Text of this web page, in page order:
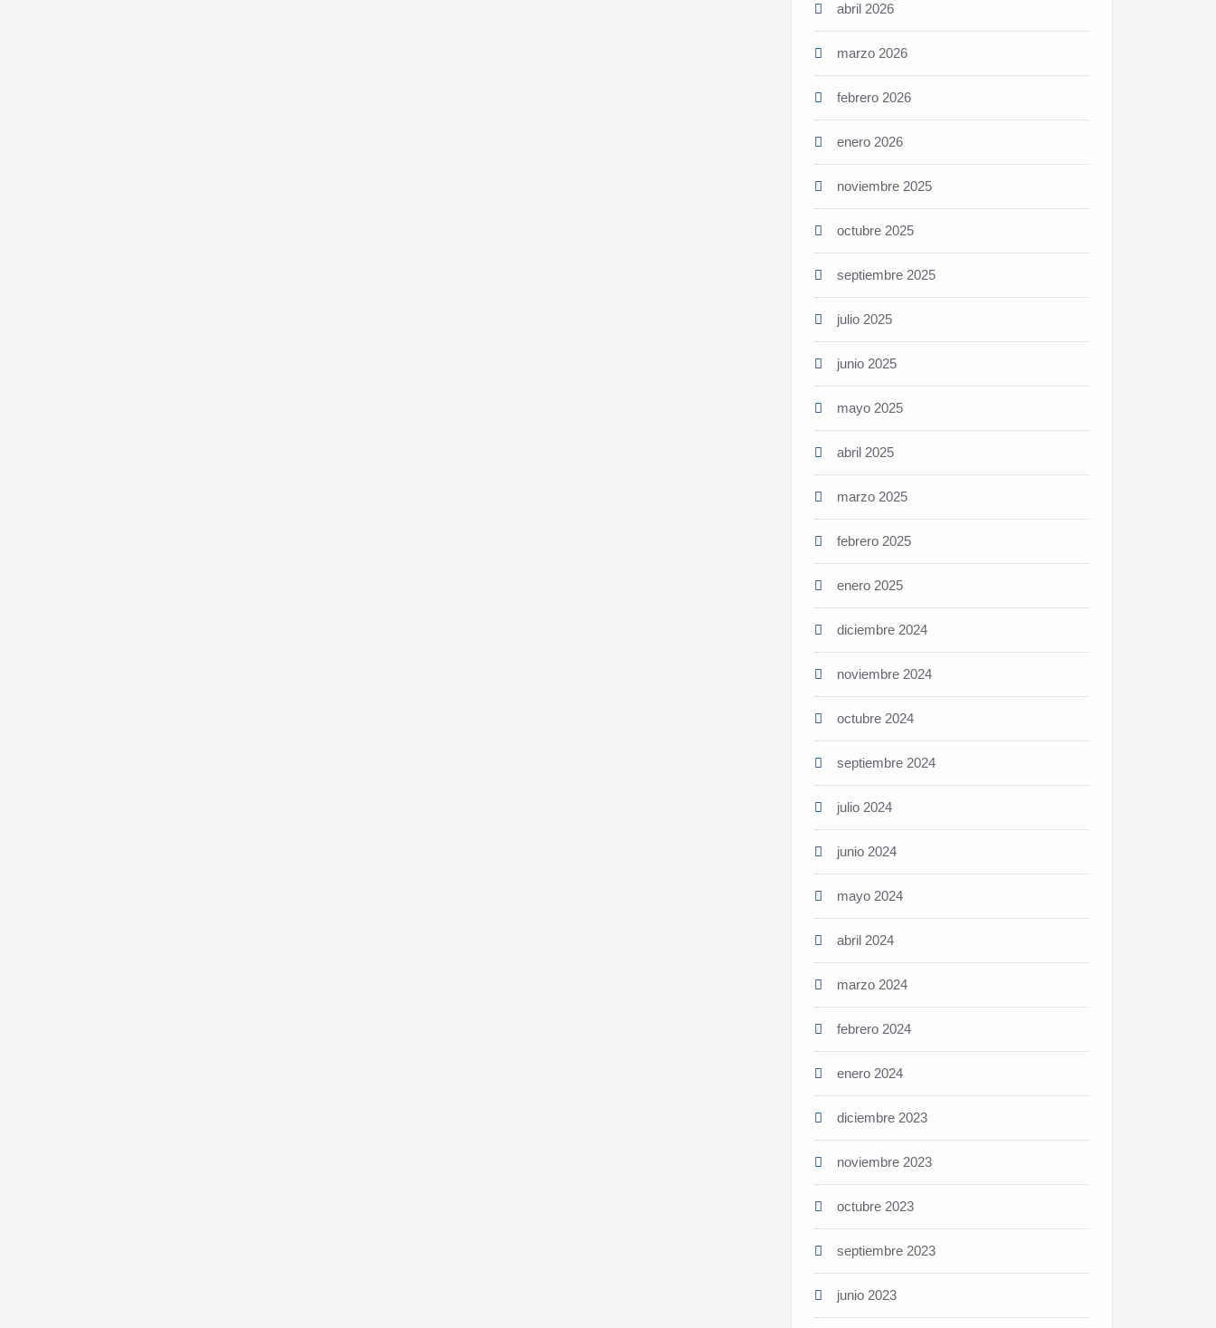
abril 2026
marzo 2026
febrero 2026
enero 2026
noviembre 2025
octubre 2025
septiembre 2025
julio 2025
junio 2025
mayo 2025
abril 2025
marzo 2025
febrero 2025
enero 2025
diciembre 2024
noviembre 2024
octubre 2024
septiembre 2024
julio 2024
junio 2024
mayo 2024
abril 2024
marzo 2024
febrero 2024
enero 2024
diciembre 2023
noviembre 2023
octubre 2023
septiembre 2023
junio 2023